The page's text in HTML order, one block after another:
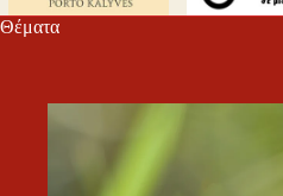
Θέματα